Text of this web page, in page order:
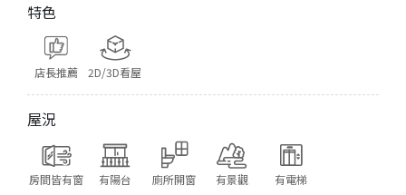
特色
店長推薦 2D/3D看屋
屋況
房間皆有窗 有陽台 廁所開窗 有景觀 有電梯